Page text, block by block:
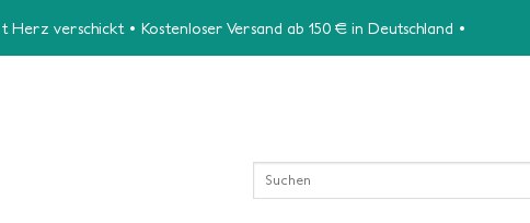
verschickt • Kostenloser Versand ab 150 € in Deutschland •
Suchen
nach: